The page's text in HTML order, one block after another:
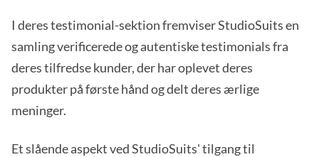
I deres testimonial-sektion fremviser StudioSuits en
samling verificerede og autentiske testimonials fra
deres tilfredse kunder, der har oplevet deres
produkter på første hånd og delt deres ærlige
meninger.
Et slående aspekt ved StudioSuits' tilgang til